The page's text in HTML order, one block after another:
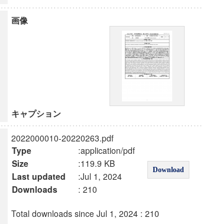
画像
キャプション
2022000010-20220263.pdf
Type
:application/pdf
Download
Size
:119.9 KB
Last updated
:Jul 1, 2024
Downloads
: 210
Total downloads since Jul 1, 2024 : 210